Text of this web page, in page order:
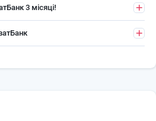
3 місяці!